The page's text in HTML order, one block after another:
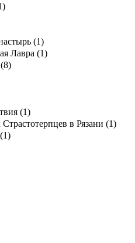
)
(1)
Лавра (1)
8)
(1)
в Рязани (1)
1)